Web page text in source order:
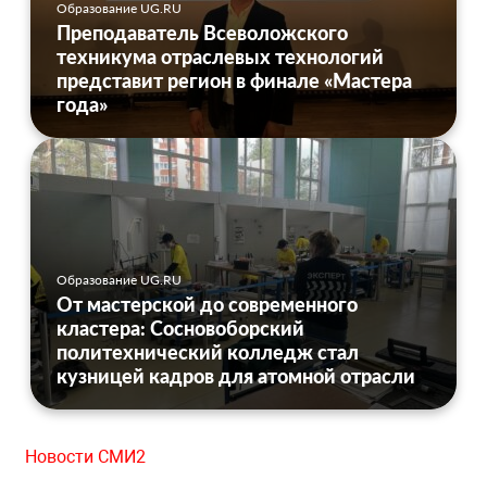
Образование UG.RU
Преподаватель Всеволожского
техникума отраслевых технологий
представит регион в финале «Мастера
года»
Образование UG.RU
От мастерской до современного
кластера: Сосновоборский
политехнический колледж стал
кузницей кадров для атомной отрасли
Новости СМИ2